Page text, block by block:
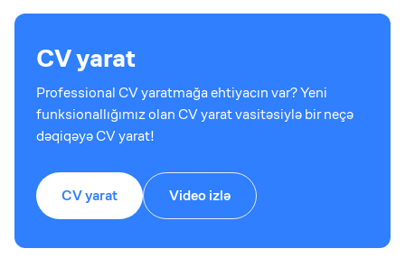
CV yarat
Professional CV yaratmağa ehtiyacın var? Yeni
funksionallığımız olan CV yarat vasitəsiylə bir neçə
dəqiqəyə CV yarat!
CV yarat Video izlə